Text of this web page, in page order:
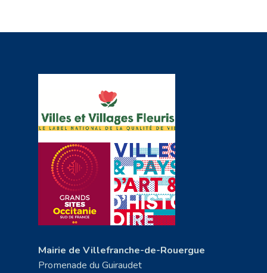
Mairie de Villefranche-de-Rouergue
Promenade du Guiraudet